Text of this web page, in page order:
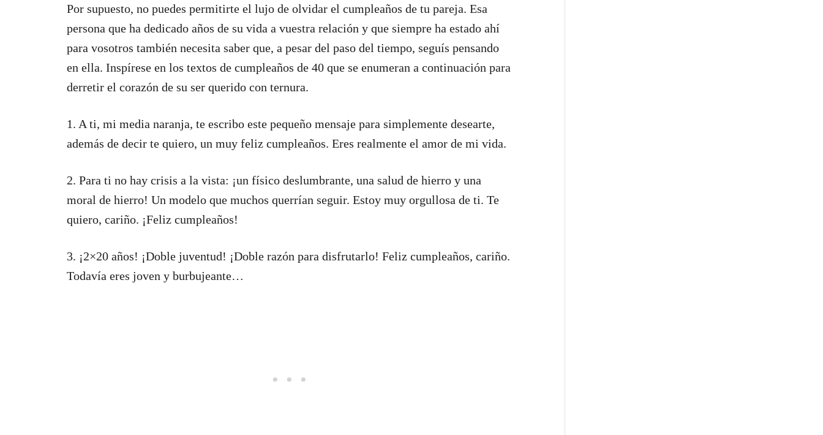
Por supuesto, no puedes permitirte el lujo de olvidar el cumpleaños de tu pareja. Esa
persona que ha dedicado años de su vida a vuestra relación y que siempre ha estado ahí
para vosotros también necesita saber que, a pesar del paso del tiempo, seguís pensando
en ella. Inspírese en los textos de cumpleaños de 40 que se enumeran a continuación para
derretir el corazón de su ser querido con ternura.
1. A ti, mi media naranja, te escribo este pequeño mensaje para simplemente desearte,
además de decir te quiero, un muy feliz cumpleaños. Eres realmente el amor de mi vida.
2. Para ti no hay crisis a la vista: ¡un físico deslumbrante, una salud de hierro y una
moral de hierro! Un modelo que muchos querrían seguir. Estoy muy orgullosa de ti. Te
quiero, cariño. ¡Feliz cumpleaños!
3. ¡2×20 años! ¡Doble juventud! ¡Doble razón para disfrutarlo! Feliz cumpleaños, cariño.
Todavía eres joven y burbujeante…